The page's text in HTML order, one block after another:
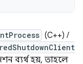
(C++) /
ব্যর্থ হয়, তাহলে